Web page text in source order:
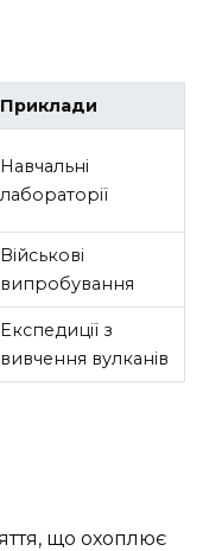
Приклади
Навчальні
лабораторії
Військові
випробування
Експедиції з
вивчення вулканів
що охоплює